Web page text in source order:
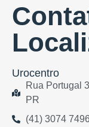
Urocentro
Rua Portugal
PR
(41) 3074